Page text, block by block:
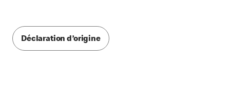
Déclaration d’origine